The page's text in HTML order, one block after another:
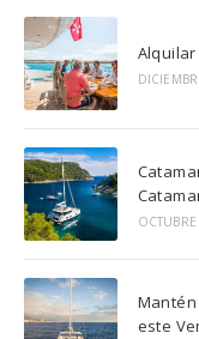
Alquilar
este